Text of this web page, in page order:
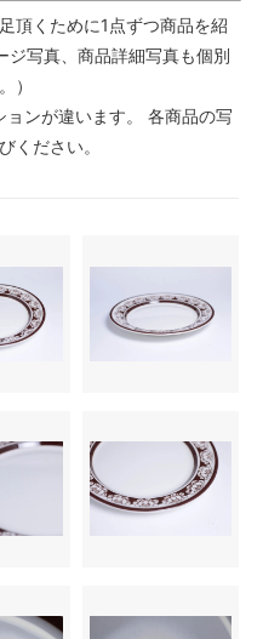
頂くために1点ずつ商品を紹
ジ写真、商品詳細写真も個別
）
ンが違います。 各商品の写
ください。